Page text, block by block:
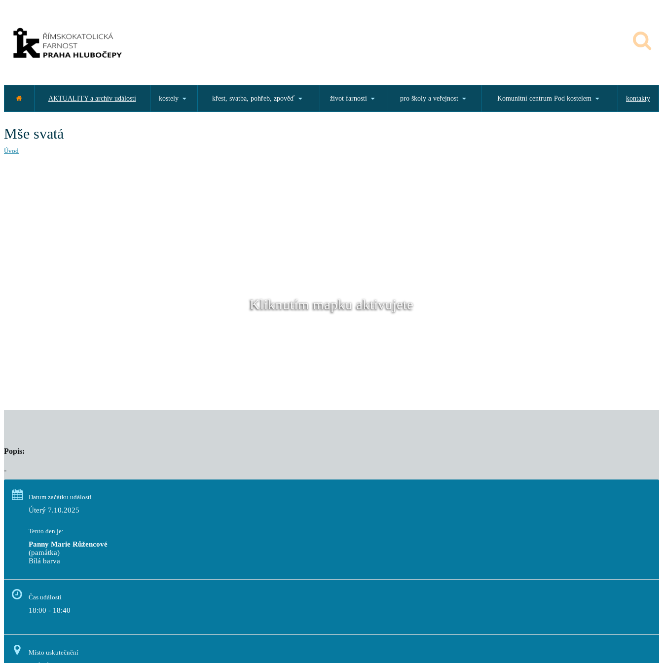
AKTUALITY a archiv událostí kostely křest, svatba, pohřeb, zpověď život farnosti pro školy a veřejnost Komunitní centrum Pod kostelem kontakty
Mše svatá
Úvod
Kliknutím mapku aktivujete
Popis:
-
Datum začátku události
Úterý 7.10.2025
Tento den je:
Panny Marie Růžencové
(památka)
Bílá barva
Čas události
18:00 - 18:40
Místo uskutečnění